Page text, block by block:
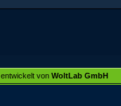
, entwickelt von WoltLab GmbH